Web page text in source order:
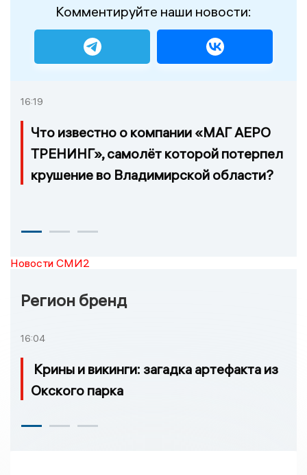
Комментируйте наши новости:
16:19
Что известно о компании «МАГ АЕРО
ТРЕНИНГ», самолёт которой потерпел
крушение во Владимирской области?
Новости СМИ2
Регион бренд
16:04
Крины и викинги: загадка артефакта из
Окского парка